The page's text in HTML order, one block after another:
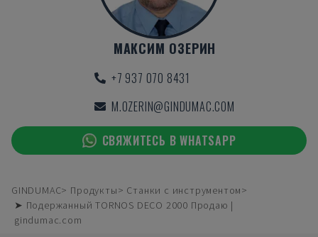
МАКСИМ ОЗЕРИН
+7 937 070 8431
M.OZERIN@GINDUMAC.COM
СВЯЖИТЕСЬ В WHATSAPP
GINDUMAC Продукты
Станки с инструментом
➤ Подержанный TORNOS DECO 2000 Продаю |
gindumac.com